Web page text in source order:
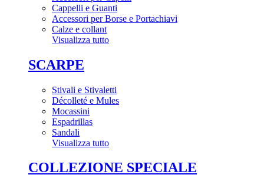
Cappelli e Guanti
Accessori per Borse e Portachiavi
Calze e collant
Visualizza tutto
SCARPE
Stivali e Stivaletti
Décolleté e Mules
Mocassini
Espadrillas
Sandali
Visualizza tutto
COLLEZIONE SPECIALE